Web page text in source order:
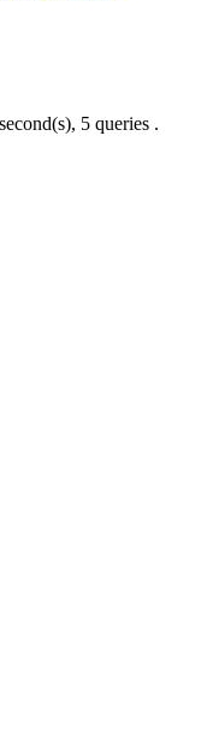
5 queries .